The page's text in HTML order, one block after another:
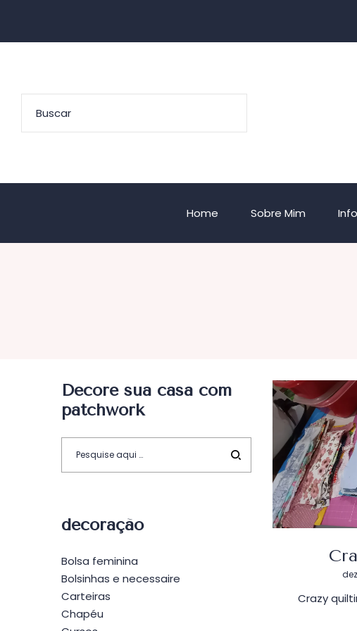
Home Sobre Mim Info
Crazy
Decore sua casa com
patchwork
decoração
Bolsa feminina
Bolsinhas e necessaire
Carteiras
Chapéu